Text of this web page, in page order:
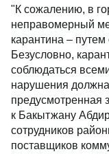
"К сожалению, в
неправомерный
карантина –
Безусловно,
соблюдаться
нарушения должна
предусмотренная
к Бакытжану
сотрудников
поставщиков